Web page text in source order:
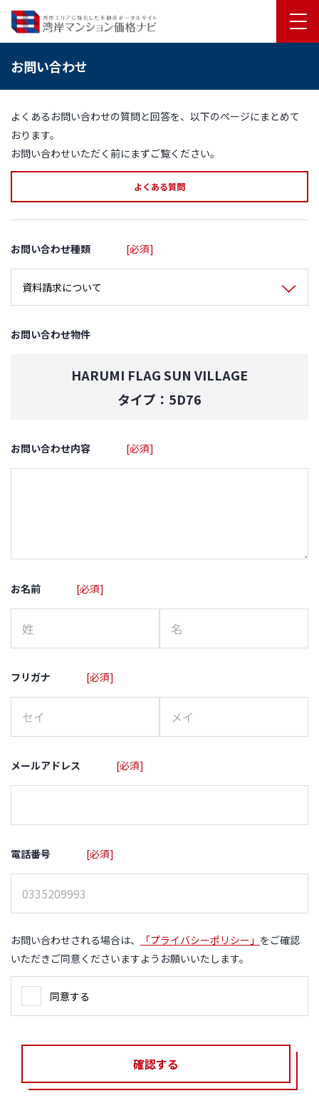
お問い合わせ
よくあるお問い合わせの質問と回答を、以下のページにまとめて
おります。
お問い合わせいただく前にまずご覧ください。
よくある質問
お問い合わせ種類 [必須]
お問い合わせ物件
HARUMI FLAG SUN VILLAGE
タイプ：5D76
お問い合わせ内容 [必須]
お名前 [必須]
フリガナ [必須]
メールアドレス [必須]
電話番号 [必須]
お問い合わせされる場合は、 「プライバシーポリシー」 をご確認
いただきご同意くださいますようお願いいたします。
同意する
確認する